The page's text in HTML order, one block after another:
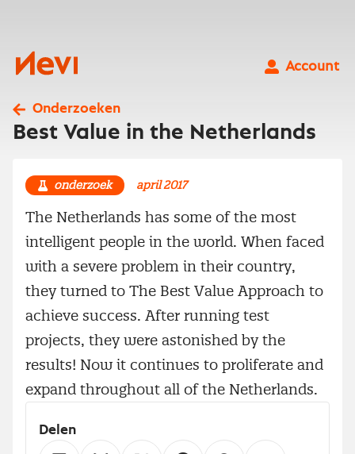
Nevi
Account
Onderzoeken
Best Value in the Netherlands
onderzoek april 2017
The Netherlands has some of the most
intelligent people in the world. When faced
with a severe problem in their country,
they turned to The Best Value Approach to
achieve success. After running test
projects, they were astonished by the
results! Now it continues to proliferate and
expand throughout all of the Netherlands.
Delen